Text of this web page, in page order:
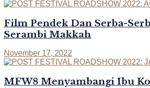
Film Pendek Dan Serba-
Serambi Makkah
November 17, 2022
MFW8 Menyambangi Ibu